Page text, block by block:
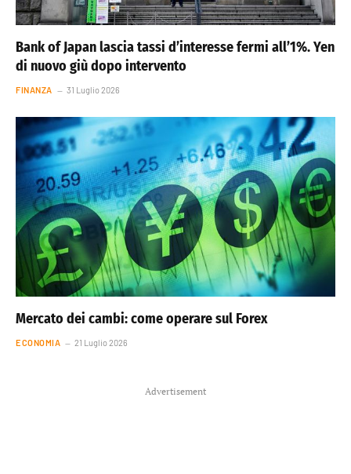
Bank of Japan lascia tassi d’interesse fermi all’1%. Yen
di nuovo giù dopo intervento
FINANZA 31 Luglio 2026
Mercato dei cambi: come operare sul Forex
ECONOMIA 21 Luglio 2026
Advertisement